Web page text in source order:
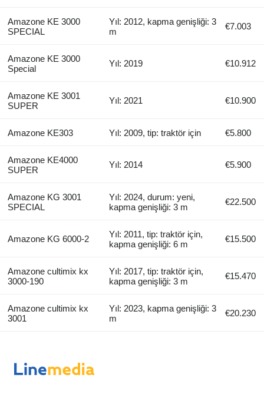
Amazone KE 3000
SPECIAL
Yıl: 2012, kapma genişliği: 3
m
€7.003
Amazone KE 3000
Special
Yıl: 2019 €10.912
Amazone KE 3001
SUPER
Yıl: 2021 €10.900
Amazone KE303 Yıl: 2009, tip: traktör için €5.800
Amazone KE4000
SUPER
Yıl: 2014 €5.900
Amazone KG 3001
SPECIAL
Yıl: 2024, durum: yeni,
kapma genişliği: 3 m
€22.500
Amazone KG 6000-2
Yıl: 2011, tip: traktör için,
kapma genişliği: 6 m
€15.500
Amazone cultimix kx
3000-190
Yıl: 2017, tip: traktör için,
kapma genişliği: 3 m
€15.470
Amazone cultimix kx
3001
Yıl: 2023, kapma genişliği: 3
m
€20.230